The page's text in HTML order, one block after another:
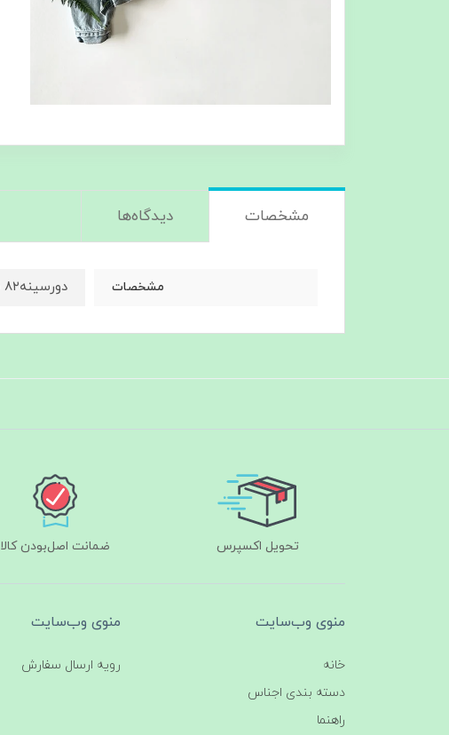
مشخصات دیدگاه‌ها
مشخصات دورسینه۸۲ قد۵۲
تحویل اکسپرس ضمانت اصل‌بودن کالا
منوی وب‌سایت
خانه
دسته بندی اجناس
راهنما
منوی وب‌سایت
رویه ارسال سفارش